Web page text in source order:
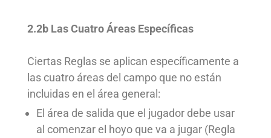
2.2b Las Cuatro Áreas Específicas
Ciertas Reglas se aplican específicamente a
las cuatro áreas del campo que no están
incluidas en el área general:
El área de salida que el jugador debe usar
al comenzar el hoyo que va a jugar (Regla